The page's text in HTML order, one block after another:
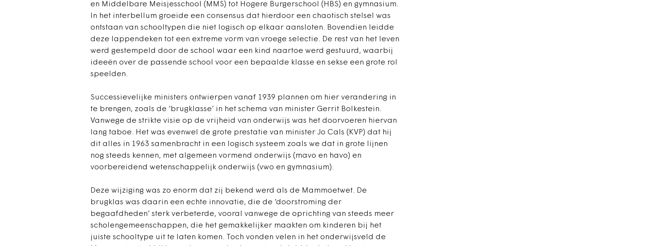
en Middelbare Meisjesschool (MMS) tot Hogere Burgerschool (HBS) en gymnasium.
In het interbellum groeide een consensus dat hierdoor een chaotisch stelsel was
ontstaan van schooltypen die niet logisch op elkaar aansloten. Bovendien leidde
deze lappendeken tot een extreme vorm van vroege selectie. De rest van het leven
werd gestempeld door de school waar een kind naartoe werd gestuurd, waarbij
ideeën over de passende school voor een bepaalde klasse en sekse een grote rol
speelden.
Successievelijke ministers ontwierpen vanaf 1939 plannen om hier verandering in
te brengen, zoals de ‘brugklasse’ in het schema van minister Gerrit Bolkestein.
Vanwege de strikte visie op de vrijheid van onderwijs was het doorvoeren hiervan
lang taboe. Het was evenwel de grote prestatie van minister Jo Cals (KVP) dat hij
dit alles in 1963 samenbracht in een logisch systeem zoals we dat in grote lijnen
nog steeds kennen, met algemeen vormend onderwijs (mavo en havo) en
voorbereidend wetenschappelijk onderwijs (vwo en gymnasium).
Deze wijziging was zo enorm dat zij bekend werd als de Mammoetwet. De
brugklas was daarin een echte innovatie, die de ‘doorstroming der
begaafdheden’ sterk verbeterde, vooral vanwege de oprichting van steeds meer
scholengemeenschappen, die het gemakkelijker maakten om kinderen bij het
juiste schooltype uit te laten komen. Toch vonden velen in het onderwijsveld de